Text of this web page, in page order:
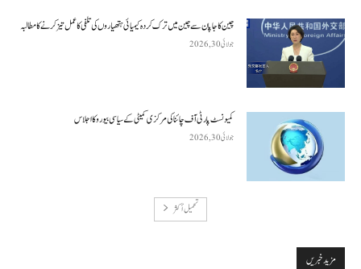
چین کا جاپان سے چین میں ترک کردہ کیمیائی ہتھیاروں کی تلفی کا عمل تیز کرنے کا مطالبہ
جولائی 30, 2026
کمیونسٹ پارٹی آف چائنا کی مرکزی کمیٹی کے سیاسی بیورو کا اجلاس
جولائی 30, 2026
تحميل أكثر
مزید خبریں